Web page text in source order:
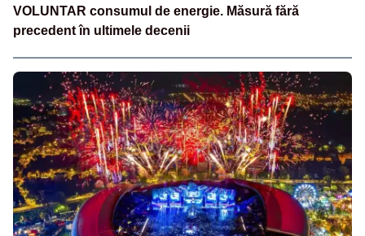
VOLUNTAR consumul de energie. Măsură fără
precedent în ultimele decenii